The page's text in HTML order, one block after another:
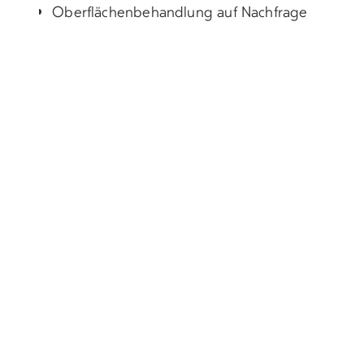
Oberflächenbehandlung auf Nachfrage